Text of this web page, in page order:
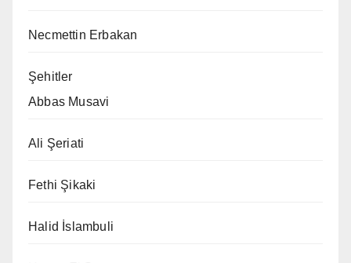
Necmettin Erbakan
Şehitler
Abbas Musavi
Ali Şeriati
Fethi Şikaki
Halid İslambuli